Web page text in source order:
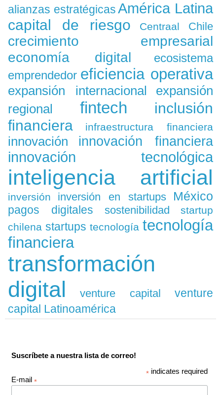
alianzas estratégicas América Latina
capital de riesgo Centraal Chile
crecimiento empresarial
economía digital
ecosistema
emprendedor eficiencia operativa
expansión internacional
expansión
regional
fintech
inclusión
financiera
infraestructura financiera
innovación innovación financiera
innovación tecnológica
inteligencia artificial
inversión inversión en startups México
pagos digitales sostenibilidad
startup
chilena startups tecnología tecnología
financiera
transformación
digital
venture capital
venture
capital Latinoamérica
Suscríbete a nuestra lista de correo!
* indicates required
E-mail *